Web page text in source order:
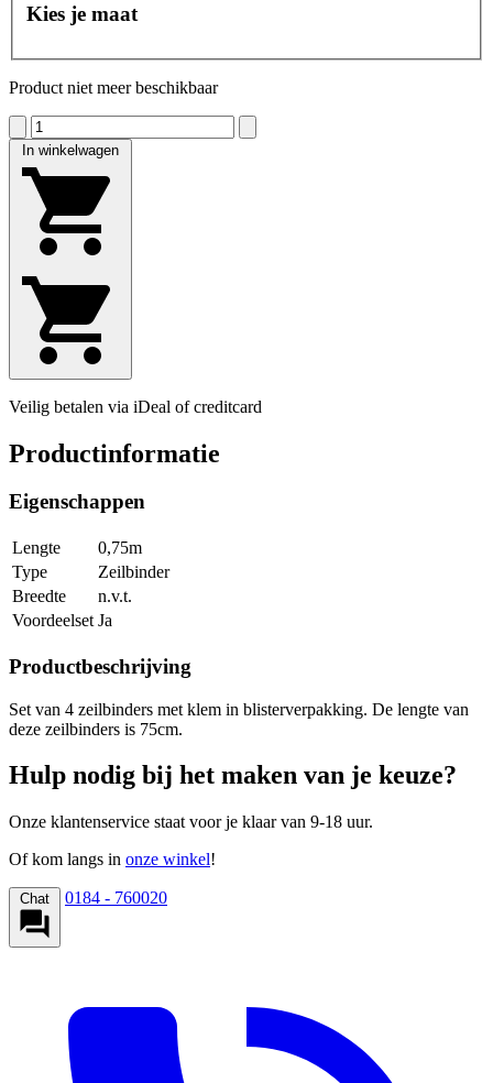
Kies je maat
Product niet meer beschikbaar
In winkelwagen
Veilig betalen via iDeal of creditcard
Productinformatie
Eigenschappen
Lengte
0,75m
Type
Zeilbinder
Breedte
n.v.t.
Voordeelset Ja
Productbeschrijving
Set van 4 zeilbinders met klem in blisterverpakking. De lengte van
deze zeilbinders is 75cm.
Hulp nodig bij het maken van je keuze?
Onze klantenservice staat voor je klaar van 9-18 uur.
Of kom langs in onze winkel!
Chat 0184 - 760020